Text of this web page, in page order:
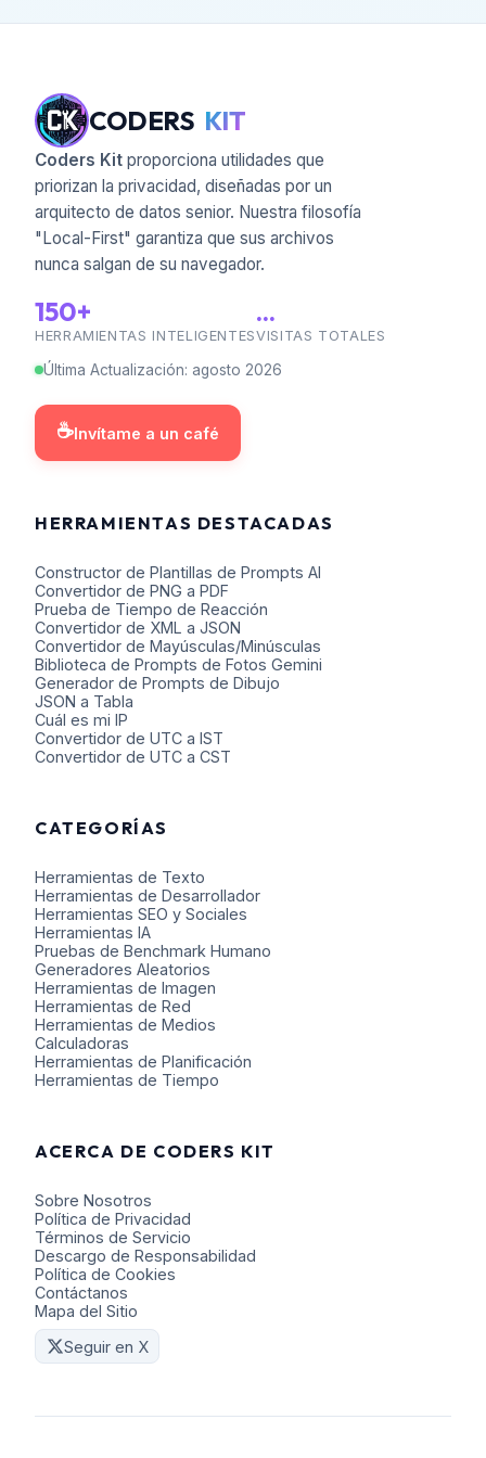
📅 43 Días Desde Hoy
📅 52 Días Desde Hoy
📅 62 Días Desde Hoy
📅 67 Días Desde Hoy
8 Horas Desde Ahora
🕛 12 Horas Desde Ahora
🕙 10 Horas Desde Ahora
🕝 18 Horas Desde Ahora
CODERS KIT
Coders Kit proporciona utilidades que
priorizan la privacidad, diseñadas por un
arquitecto de datos senior. Nuestra filosofía
"Local-First" garantiza que sus archivos
nunca salgan de su navegador.
150+
HERRAMIENTAS INTELIGENTES
...
VISITAS TOTALES
Última Actualización: agosto 2026
☕Invítame a un café
HERRAMIENTAS DESTACADAS
Constructor de Plantillas de Prompts AI
Convertidor de PNG a PDF
Prueba de Tiempo de Reacción
Convertidor de XML a JSON
Convertidor de Mayúsculas/Minúsculas
Biblioteca de Prompts de Fotos Gemini
Generador de Prompts de Dibujo
JSON a Tabla
Cuál es mi IP
Convertidor de UTC a IST
Convertidor de UTC a CST
CATEGORÍAS
Herramientas de Texto
Herramientas de Desarrollador
Herramientas SEO y Sociales
Herramientas IA
Pruebas de Benchmark Humano
Generadores Aleatorios
Herramientas de Imagen
Herramientas de Red
Herramientas de Medios
Calculadoras
Herramientas de Planificación
Herramientas de Tiempo
ACERCA DE CODERS KIT
Sobre Nosotros
Política de Privacidad
Términos de Servicio
Descargo de Responsabilidad
Política de Cookies
Contáctanos
Mapa del Sitio
Seguir en X